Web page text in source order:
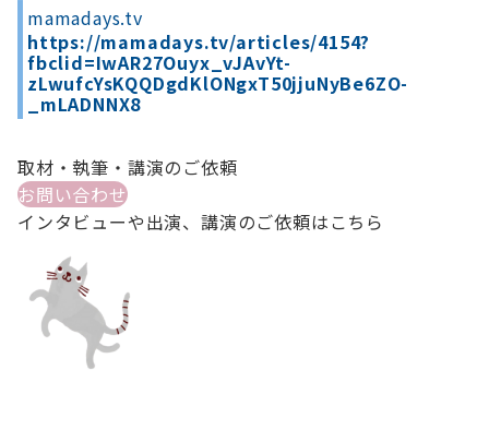
mamadays.tv
https://mamadays.tv/articles/4154?
fbclid=IwAR27Ouyx_vJAvYt-
zLwufcYsKQQDgdKlONgxT50jjuNyBe6ZO-
_mLADNNX8
取材・執筆・講演のご依頼
お問い合わせ
インタビューや出演、講演のご依頼はこちら